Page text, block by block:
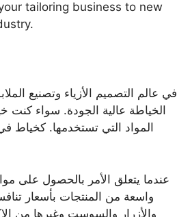
tailoring business to new
في عالم التصميم الأزياء وتصنيع
الخياطة عالية الجودة. سواء
المواد التي تستخدمها. كخياط
عندما يتعلق الأمر بالحصول على
واسعة من المنتجات بأسعار
والأزرار والسوست وغيرها من